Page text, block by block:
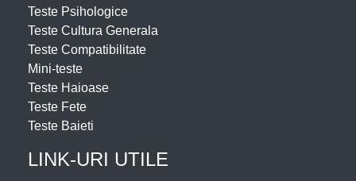
Teste Psihologice
Teste Cultura Generala
Teste Compatibilitate
Mini-teste
Teste Haioase
Teste Fete
Teste Baieti
LINK-URI UTILE